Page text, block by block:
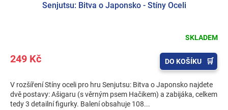
Senjutsu: Bitva o Japonsko - Stíny Oceli
SKLADEM
249 Kč DO KOŠÍKU
V rozšíření Stíny oceli pro hru Senjutsu: Bitva o Japonsko najdete
dvě postavy: Ašigaru (s věrným psem Hačikem) a zabijáka, celkem
tedy 3 detailní figurky. Balení obsahuje 108...